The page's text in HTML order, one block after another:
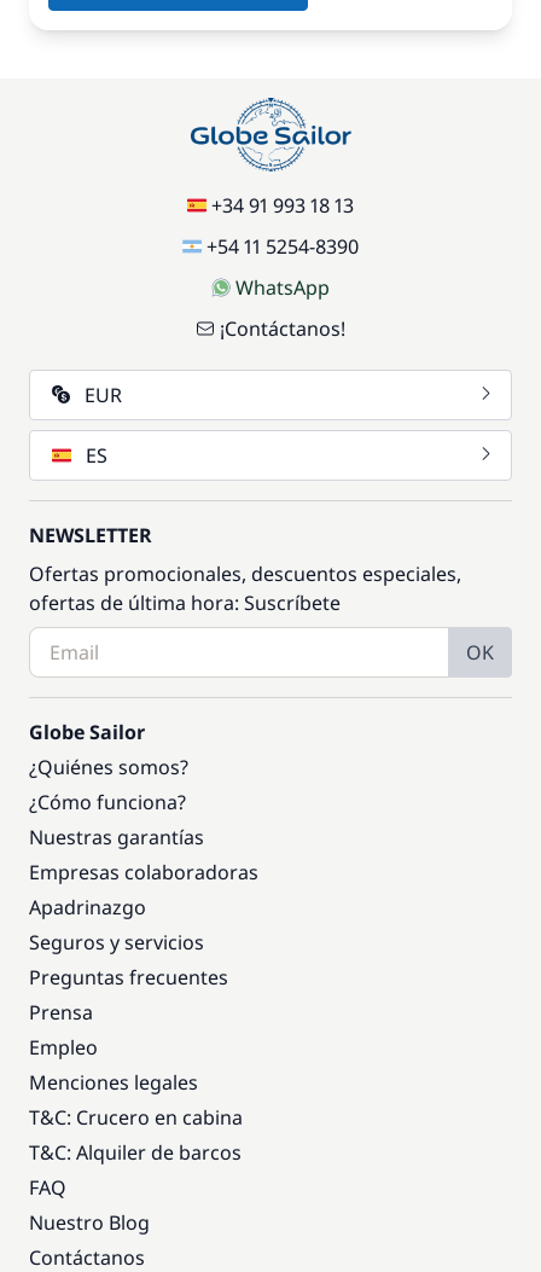
+34 91 993 18 13
+54 11 5254-8390
WhatsApp
¡Contáctanos!
EUR
ES
NEWSLETTER
Ofertas promocionales, descuentos especiales,
ofertas de última hora: Suscríbete
OK
Globe Sailor
¿Quiénes somos?
¿Cómo funciona?
Nuestras garantías
Empresas colaboradoras
Apadrinazgo
Seguros y servicios
Preguntas frecuentes
Prensa
Empleo
Menciones legales
T&C: Crucero en cabina
T&C: Alquiler de barcos
FAQ
Nuestro Blog
Contáctanos